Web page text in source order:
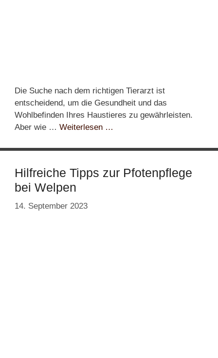
Die Suche nach dem richtigen Tierarzt ist
entscheidend, um die Gesundheit und das
Wohlbefinden Ihres Haustieres zu gewährleisten.
Aber wie … Weiterlesen …
Hilfreiche Tipps zur Pfotenpflege
bei Welpen
14. September 2023